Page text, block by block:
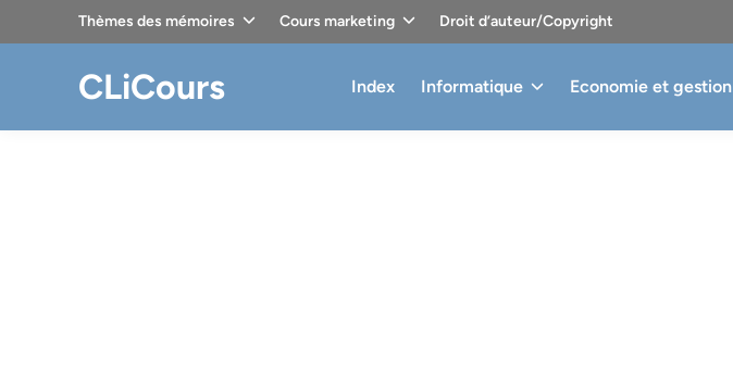
Thèmes des mémoires Cours marketing Droit d’auteur/Copyright
CLiCours Index Informatique Economie et gestion